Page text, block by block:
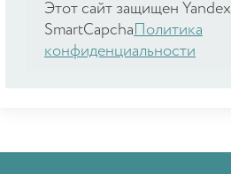
Этот сайт защищен Yandex
SmartCapcha Политика
конфиденциальности